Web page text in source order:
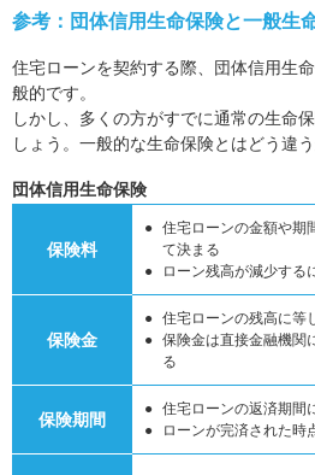
参考：団体信用生命保険と一般生
住宅ローンを契約する際、団体信用生
般的です。
しかし、多くの方がすでに通常の生命
しょう。一般的な生命保険とはどう違
団体信用生命保険
保険料
住宅ローンの金額や期
て決まる
ローン残高が減少する
保険金
住宅ローンの残高に等
保険金は直接金融機関
る
保険期間
住宅ローンの返済期間
ローンが完済された時